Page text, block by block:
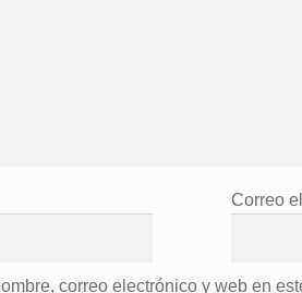
Correo
correo electrónico y web en